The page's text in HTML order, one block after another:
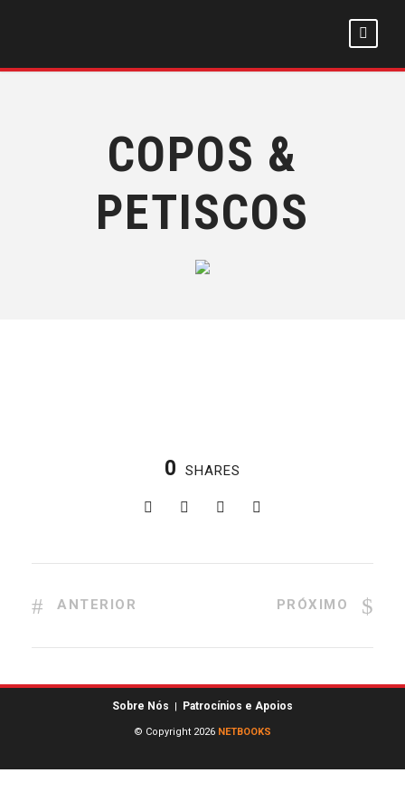
COPOS &
PETISCOS
0 SHARES
ANTERIOR PRÓXIMO
Sobre Nós | Patrocínios e Apoios
© Copyright 2026 NETBOOKS